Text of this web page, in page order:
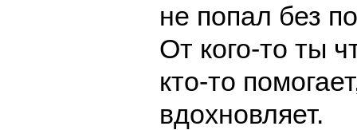
не попал без
От кого-то ты
кто-то
вдохновляет.